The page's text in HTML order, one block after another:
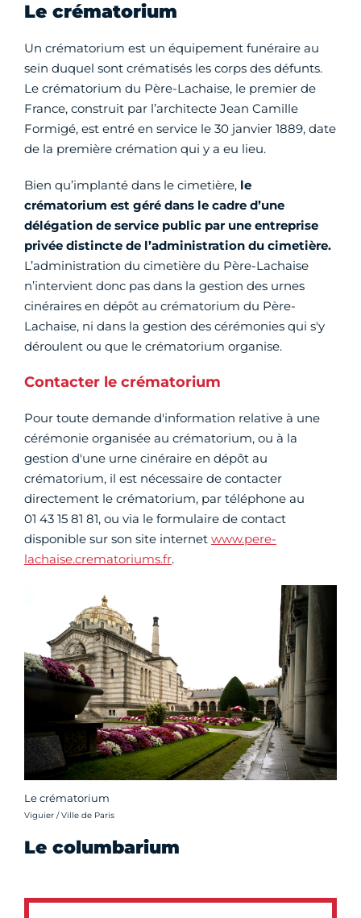
Le crématorium
Un crématorium est un équipement funéraire au
sein duquel sont crématisés les corps des défunts.
Le crématorium du Père-Lachaise, le premier de
France, construit par l’architecte Jean Camille
Formigé, est entré en service le 30 janvier 1889, date
de la première crémation qui y a eu lieu.
Bien qu’implanté dans le cimetière, le
crématorium est géré dans le cadre d’une
délégation de service public par une entreprise
privée distincte de l’administration du cimetière.
L’administration du cimetière du Père-Lachaise
n’intervient donc pas dans la gestion des urnes
cinéraires en dépôt au crématorium du Père-
Lachaise, ni dans la gestion des cérémonies qui s'y
déroulent ou que le crématorium organise.
Contacter le crématorium
Pour toute demande d'information relative à une
cérémonie organisée au crématorium, ou à la
gestion d'une urne cinéraire en dépôt au
crématorium, il est nécessaire de contacter
directement le crématorium, par téléphone au
01 43 15 81 81, ou via le formulaire de contact
disponible sur son site internet www.pere-
lachaise.crematoriums.fr.
Le crématorium
Crédit photo :
Viguier / Ville de Paris
Le columbarium